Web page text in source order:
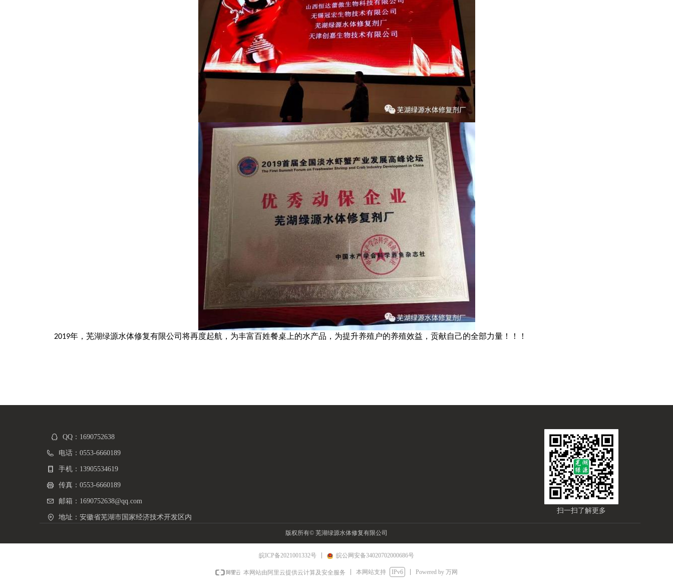
2019年，芜湖绿源水体修复有限公司 将再度起航，为丰富百姓餐桌上的水产品，为提升养殖户的养殖效益，贡献自己的全部力量！！！
扫一扫了解更多
QQ： 1690752638
电话： 0553-6660189
手机： 13905534619
传真： 0553-6660189
邮箱： 1690752638@qq.com
地址： 安徽省芜湖市国家经济技术开发区内
版权所有© 芜湖绿源水体修复有限公司
皖ICP备2021001332号 皖公网安备34020702000686号
本网站由阿里云提供云计算及安全服务 本网站支持 IPv6 Powered by 万网